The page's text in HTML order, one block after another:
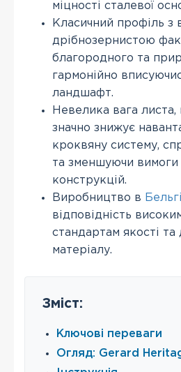
міцності сталевої
Класичний профіль
дрібнозернистою
благородного та
гармонійно
ландшафт.
Невелика вага листа,
значно знижує
кроквяну систему,
та зменшуючи вимоги
конструкцій.
Виробництво в
відповідність
стандартам якості та
матеріалу.
Зміст:
Ключові переваги
Огляд: Gerard